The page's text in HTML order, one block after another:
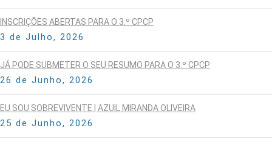
INSCRIÇÕES ABERTAS PARA O 3.º CPCP
3 de Julho, 2026
JÁ PODE SUBMETER O SEU RESUMO PARA O 3.º CPCP
26 de Junho, 2026
EU SOU SOBREVIVENTE | AZUIL MIRANDA OLIVEIRA
25 de Junho, 2026